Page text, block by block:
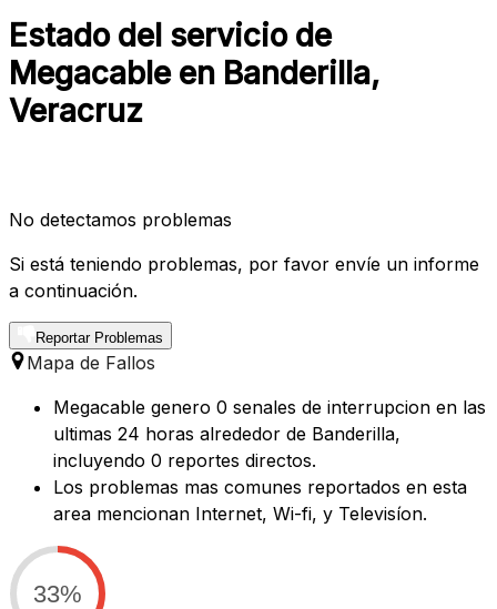
Estado del servicio de
Megacable en Banderilla,
Veracruz
No detectamos problemas
Si está teniendo problemas, por favor envíe un informe
a continuación.
Reportar Problemas
Mapa de Fallos
Megacable genero 0 senales de interrupcion en las
ultimas 24 horas alrededor de Banderilla,
incluyendo 0 reportes directos.
Los problemas mas comunes reportados en esta
area mencionan Internet, Wi-fi, y Televisíon.
33%